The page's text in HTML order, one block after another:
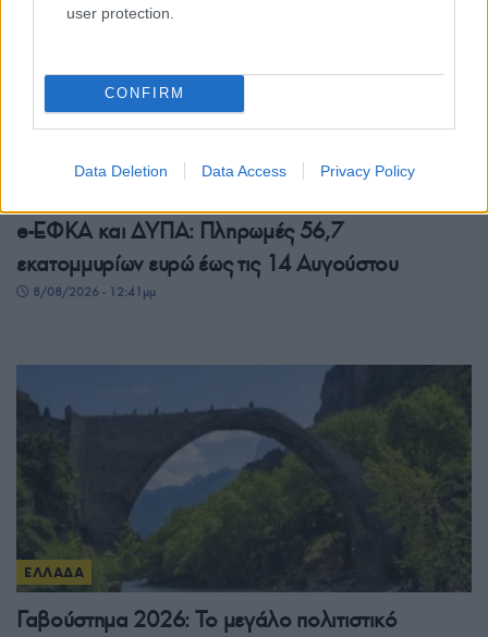
user protection.
CONFIRM
Data Deletion Data Access Privacy Policy
e-ΕΦΚΑ και ΔΥΠΑ: Πληρωμές 56,7
εκατομμυρίων ευρώ έως τις 14 Αυγούστου
8/08/2026 - 12:41μμ
ΕΛΛΑΔΑ
Γαβούστημα 2026: Το μεγάλο πολιτιστικό